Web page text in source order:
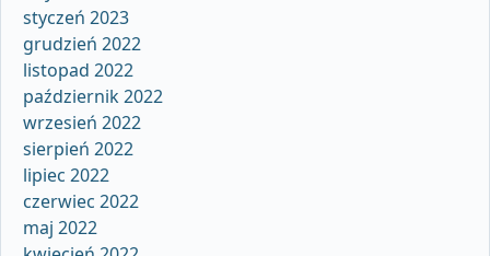
styczeń 2023
grudzień 2022
listopad 2022
październik 2022
wrzesień 2022
sierpień 2022
lipiec 2022
czerwiec 2022
maj 2022